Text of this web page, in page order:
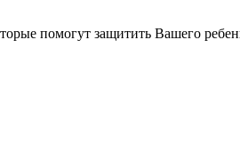
помогут защитить Вашего